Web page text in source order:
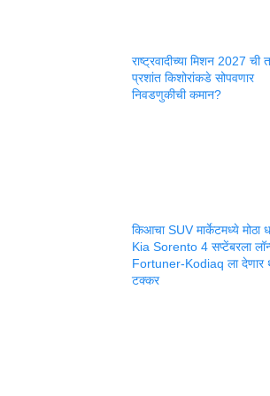
राष्ट्रवादीच्या मिशन 2027 ची
प्रशांत किशोरांकडे सोपवणार
निवडणुकीची कमान?
किआचा SUV मार्केटमध्ये मोठा
Kia Sorento 4 सप्टेंबरला
Fortuner-Kodiaq ला देणार
टक्कर